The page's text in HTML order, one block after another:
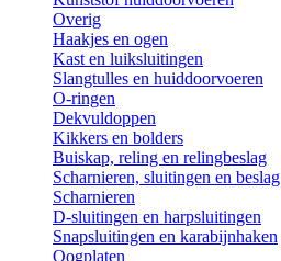
Overig
Haakjes en ogen
Kast en luiksluitingen
Slangtulles en huiddoorvoeren
O-ringen
Dekvuldoppen
Kikkers en bolders
Buiskap, reling en relingbeslag
Scharnieren, sluitingen en beslag
Scharnieren
D-sluitingen en harpsluitingen
Snapsluitingen en karabijnhaken
Oogplaten